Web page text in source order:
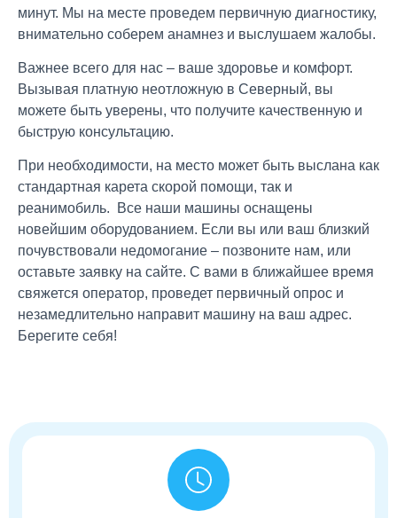
минут. Мы на месте проведем первичную диагностику,
внимательно соберем анамнез и выслушаем жалобы.
Важнее всего для нас – ваше здоровье и комфорт.
Вызывая платную неотложную в Северный, вы
можете быть уверены, что получите качественную и
быструю консультацию.
При необходимости, на место может быть выслана как
стандартная карета скорой помощи, так и
реанимобиль. Все наши машины оснащены
новейшим оборудованием. Если вы или ваш близкий
почувствовали недомогание – позвоните нам, или
оставьте заявку на сайте. С вами в ближайшее время
свяжется оператор, проведет первичный опрос и
незамедлительно направит машину на ваш адрес.
Берегите себя!